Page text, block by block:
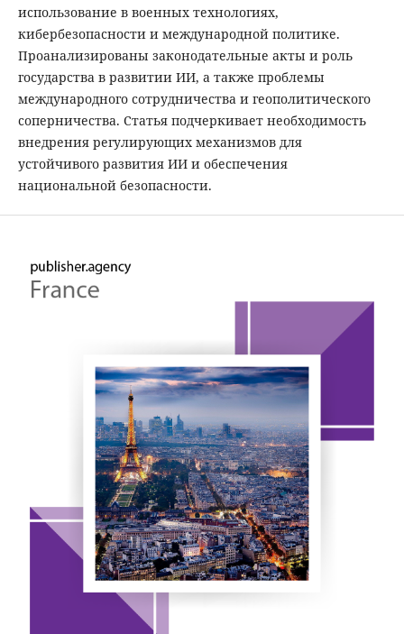
использование в военных технологиях,
кибербезопасности и международной политике.
Проанализированы законодательные акты и роль
государства в развитии ИИ, а также проблемы
международного сотрудничества и геополитического
соперничества. Статья подчеркивает необходимость
внедрения регулирующих механизмов для
устойчивого развития ИИ и обеспечения
национальной безопасности.